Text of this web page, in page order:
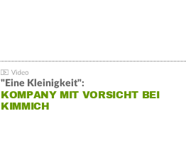
"Eine Kleinigkeit":
KOMPANY MIT VORSICHT BEI
KIMMICH